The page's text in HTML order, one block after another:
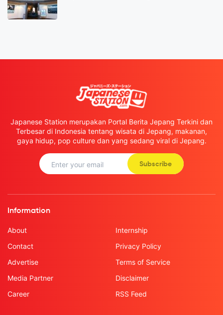
Japanese Station merupakan Portal Berita Jepang Terkini dan
Terbesar di Indonesia tentang wisata di Jepang, makanan,
gaya hidup, pop culture dan yang sedang viral di Jepang.
Subscribe
Information
About
Contact
Advertise
Media Partner
Career
Internship
Privacy Policy
Terms of Service
Disclaimer
RSS Feed